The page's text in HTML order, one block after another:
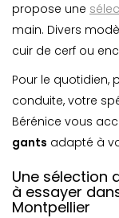
propose une
main. Divers
cuir de cerf ou
Pour le quotidien,
conduite, votre
Bérénice vous
gants adapté à
Une sélection
à essayer
Montpellier